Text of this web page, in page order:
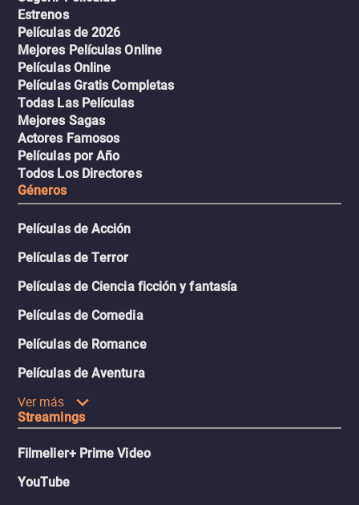
Estrenos
Películas de 2026
Mejores Películas Online
Películas Online
Películas Gratis Completas
Todas Las Películas
Mejores Sagas
Actores Famosos
Películas por Año
Todos Los Directores
Géneros
Películas de Acción
Películas de Terror
Películas de Ciencia ficción y fantasía
Películas de Comedia
Películas de Romance
Películas de Aventura
Ver más
Streamings
Filmelier+ Prime Video
YouTube